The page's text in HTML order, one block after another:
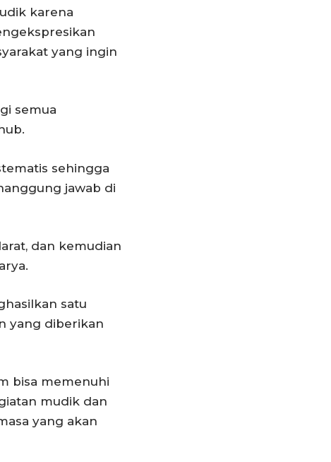
karena
yang ingin
semua
sehingga
jawab di
dan kemudian
satu
yang diberikan
bisa memenuhi
mudik dan
yang akan